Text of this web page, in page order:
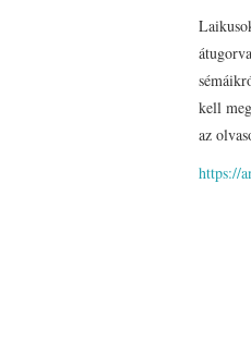
kell
az
https://